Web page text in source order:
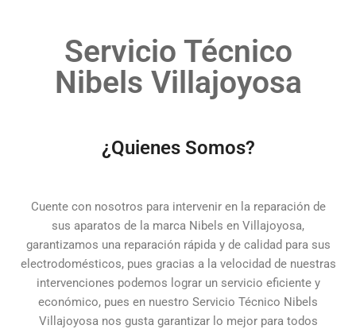
Servicio Técnico
Nibels Villajoyosa
¿Quienes Somos?
Cuente con nosotros para intervenir en la reparación de
sus aparatos de la marca Nibels en Villajoyosa,
garantizamos una reparación rápida y de calidad para sus
electrodomésticos, pues gracias a la velocidad de nuestras
intervenciones podemos lograr un servicio eficiente y
económico, pues en nuestro Servicio Técnico Nibels
Villajoyosa nos gusta garantizar lo mejor para todos